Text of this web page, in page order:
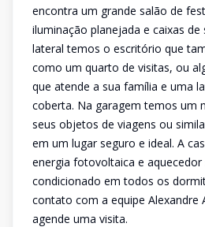
encontra um grande salão de
iluminação planejada e caixas
lateral temos o escritório que
como um quarto de visitas, ou
que atende a sua família e uma
coberta. Na garagem temos um
seus objetos de viagens ou
em um lugar seguro e ideal. A
energia fotovoltaica e aquecedor
condicionado em todos os
contato com a equipe Alexandre
agende uma visita.